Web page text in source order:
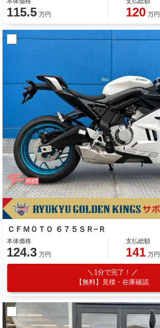
115.5 万円 120 万円
ＣＦＭＯＴＯ ６７５ＳＲ−Ｒ
本体価格
124.3 万円
支払総額
141 万円
1分で完了！
【無料】見積・在庫確認